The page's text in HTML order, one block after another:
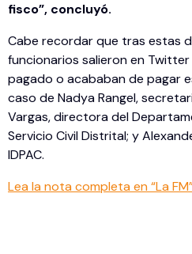
fisco”, concluyó.
Cabe recordar que tras estas
funcionarios salieron en
pagado o acababan de pagar
caso de Nadya Rangel,
Vargas, directora del
Servicio Civil Distrital; y
IDPAC.
Lea la nota completa en “La